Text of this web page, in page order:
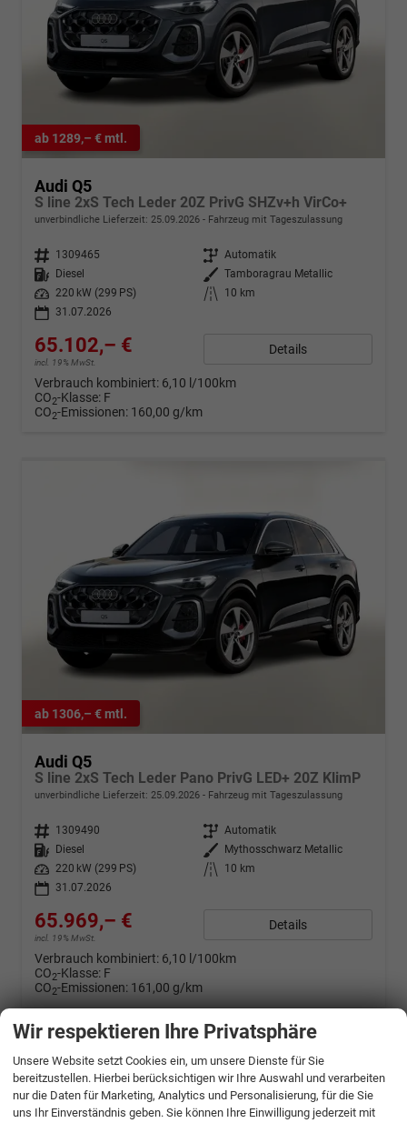
ab 1289,– € mtl.
Audi Q5
S line 2xS Tech Leder 20Z PrivG SHZv+h VirCo+
unverbindliche Lieferzeit: 25.09.2026 Fahrzeug mit Tageszulassung
Fahrzeugnr. 1309465 Getriebe Automatik
Kraftstoff
Diesel Außenfarbe Tamboragrau Metallic
Leistung
220 kW (299 PS) Kilometerstand
10 km
31.07.2026
65.102,– €
incl. 19% MwSt.
Details
Verbrauch kombiniert: 6,10 l/100km
CO2-Klasse: F
CO2-Emissionen: 160,00 g/km
ab 1306,– € mtl.
Audi Q5
S line 2xS Tech Leder Pano PrivG LED+ 20Z KlimP
unverbindliche Lieferzeit: 25.09.2026 Fahrzeug mit Tageszulassung
Fahrzeugnr. 1309490 Getriebe Automatik
Kraftstoff
Diesel Außenfarbe
Mythosschwarz Metallic
Leistung
220 kW (299 PS) Kilometerstand
10 km
31.07.2026
65.969,– €
incl. 19% MwSt.
Details
Verbrauch kombiniert: 6,10 l/100km
CO2-Klasse: F
CO2-Emissionen: 161,00 g/km
Wir respektieren Ihre Privatsphäre
Unsere Website setzt Cookies ein, um unsere Dienste für Sie
bereitzustellen. Hierbei berücksichtigen wir Ihre Auswahl und verarbeiten
nur die Daten für Marketing, Analytics und Personalisierung, für die Sie
uns Ihr Einverständnis geben. Sie können Ihre Einwilligung jederzeit mit